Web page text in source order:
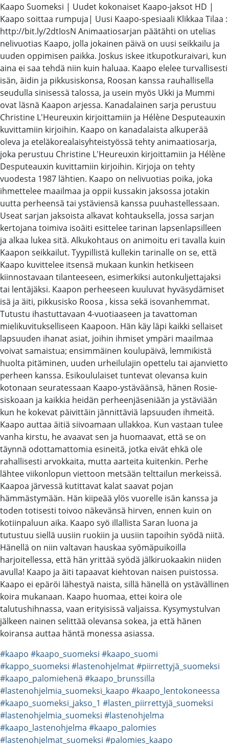
Kaapo Suomeksi | Uudet kokonaiset Kaapo-jaksot HD |
Kaapo soittaa rumpuja| Uusi Kaapo-spesiaali Klikkaa Tilaa :
http://bit.ly/2dtIosN Animaatiosarjan päätähti on utelias
nelivuotias Kaapo, jolla jokainen päivä on uusi seikkailu ja
uuden oppimisen paikka. Joskus iskee itkupotkuraivari, kun
aina ei saa tehdä niin kuin haluaa. Kaapo elelee turvallisesti
isän, äidin ja pikkusiskonsa, Roosan kanssa rauhallisella
seudulla sinisessä talossa, ja usein myös Ukki ja Mummi
ovat läsnä Kaapon arjessa. Kanadalainen sarja perustuu
Christine L'Heureuxin kirjoittamiin ja Hélène Desputeauxin
kuvittamiin kirjoihin. Kaapo on kanadalaista alkuperää
oleva ja eteläkorealaisyhteistyössä tehty animaatiosarja,
joka perustuu Christine L'Heureuxin kirjoittamiin ja Hélène
Desputeauxin kuvittamiin kirjoihin. Kirjoja on tehty
vuodesta 1987 lähtien. Kaapo on nelivuotias poika, joka
ihmettelee maailmaa ja oppii kussakin jaksossa jotakin
uutta perheensä tai ystäviensä kanssa puuhastellessaan.
Useat sarjan jaksoista alkavat kohtauksella, jossa sarjan
kertojana toimiva isoäiti esittelee tarinan lapsenlapsilleen
ja alkaa lukea sitä. Alkukohtaus on animoitu eri tavalla kuin
Kaapon seikkailut. Tyypillistä kullekin tarinalle on se, että
Kaapo kuvittelee itsensä mukaan kunkin hetkiseen
kiinnostavaan tilanteeseen, esimerkiksi autonkuljettajaksi
tai lentäjäksi. Kaapon perheeseen kuuluvat hyväsydämiset
isä ja äiti, pikkusisko Roosa , kissa sekä isovanhemmat.
Tutustu ihastuttavaan 4-vuotiaaseen ja tavattoman
mielikuvitukselliseen Kaapoon. Hän käy läpi kaikki sellaiset
lapsuuden ihanat asiat, joihin ihmiset ympäri maailmaa
voivat samaistua; ensimmäinen koulupäivä, lemmikistä
huolta pitäminen, uuden urheilulajin opettelu tai ajanvietto
perheen kanssa. Esikoululaiset tuntevat olevansa kuin
kotonaan seuratessaan Kaapo-ystäväänsä, hänen Rosie-
siskoaan ja kaikkia heidän perheenjäseniään ja ystäviään
kun he kokevat päivittäin jännittäviä lapsuuden ihmeitä.
Kaapo auttaa äitiä siivoamaan ullakkoa. Kun vastaan tulee
vanha kirstu, he avaavat sen ja huomaavat, että se on
täynnä odottamattomia esineitä, jotka eivät ehkä ole
rahallisesti arvokkaita, mutta aarteita kuitenkin. Perhe
lähtee viikonlopun viettoon metsään telttailun merkeissä.
Kaapoa järvessä kutittavat kalat saavat pojan
hämmästymään. Hän kiipeää ylös vuorelle isän kanssa ja
toden totisesti toivoo näkevänsä hirven, ennen kuin on
kotiinpaluun aika. Kaapo syö illallista Saran luona ja
tutustuu siellä uusiin ruokiin ja uusiin tapoihin syödä niitä.
Hänellä on niin valtavan hauskaa syömäpuikoilla
harjoitellessa, että hän yrittää syödä jälkiruokaakin niiden
avulla! Kaapo ja äiti tapaavat kiehtovan naisen puistossa.
Kaapo ei epäröi lähestyä naista, sillä hänellä on ystävällinen
koira mukanaan. Kaapo huomaa, ettei koira ole
talutushihnassa, vaan erityisissä valjaissa. Kysymystulvan
jälkeen nainen selittää olevansa sokea, ja että hänen
koiransa auttaa häntä monessa asiassa.
#kaapo #kaapo_suomeksi #kaapo_suomi
#kappo_suomeksi #lastenohjelmat#piirrettyjä_suomeksi
#kaapo_palomiehenä #kaapo_brunssilla
#lastenohjelmia_suomeksi_kaapo #kaapo_lentokoneessa
#kaapo_suomeksi_jakso_1 #lasten_piirrettyjä_suomeksi
#lastenohjelmia_suomeksi #lastenohjelma
#kaapo_lastenohjelma #kaapo_palomies
#lastenohjelmat_suomeksi #palomies_kaapo